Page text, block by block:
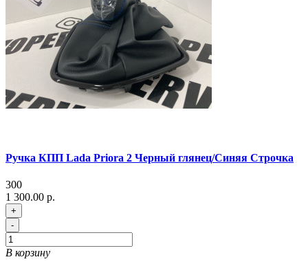
Ручка КПП Lada Priora 2 Черный глянец/Синяя Строчка
300
1 300.00 р.
+
-
В корзину